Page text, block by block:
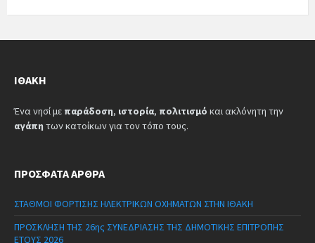
ΙΘΆΚΗ
Ένα νησί με παράδοση, ιστορία, πολιτισμό και ακλόνητη την
αγάπη των κατοίκων για τον τόπο τους.
ΠΡΌΣΦΑΤΑ ΆΡΘΡΑ
ΣΤΑΘΜΟΙ ΦΟΡΤΙΣΗΣ ΗΛΕΚΤΡΙΚΩΝ ΟΧΗΜΑΤΩΝ ΣΤΗΝ ΙΘΑΚΗ
ΠΡΟΣΚΛΗΣΗ ΤΗΣ 26ης ΣΥΝΕΔΡΙΑΣΗΣ ΤΗΣ ΔΗΜΟΤΙΚΗΣ ΕΠΙΤΡΟΠΗΣ
ΕΤΟΥΣ 2026